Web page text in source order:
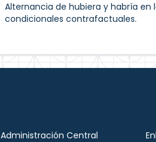
Alternancia de hubiera y habría en
condicionales contrafactuales.
Administración Central